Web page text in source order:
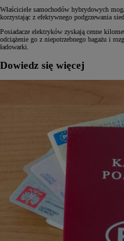
Właściciele samochodów hybrydowych
korzystając z efektywnego podgrzewania
Posiadacze elektryków zyskają cenne
odciążenie go z niepotrzebnego bagażu i
ładowarki.
Dowiedz się więcej